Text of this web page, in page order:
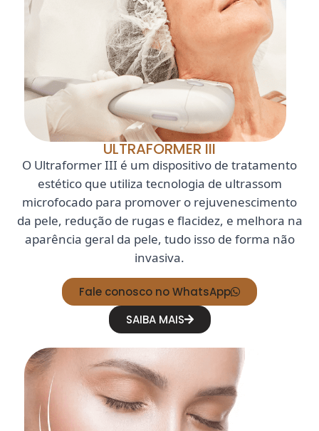
ULTRAFORMER III
O Ultraformer III é um dispositivo de tratamento
estético que utiliza tecnologia de ultrassom
microfocado para promover o rejuvenescimento
da pele, redução de rugas e flacidez, e melhora na
aparência geral da pele, tudo isso de forma não
invasiva.
Fale conosco no WhatsApp
SAIBA MAIS